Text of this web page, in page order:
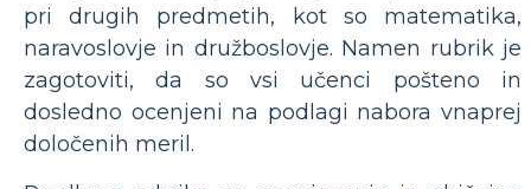
pri drugih predmetih, kot so matematika,
naravoslovje in družboslovje. Namen rubrik je
zagotoviti, da so vsi učenci pošteno in
dosledno ocenjeni na podlagi nabora vnaprej
določenih meril.